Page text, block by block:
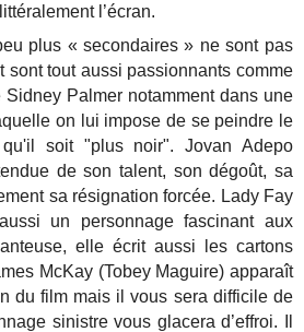
l’écran.
plus « secondaires » ne sont pas
sont tout aussi passionnants comme
Sidney Palmer notamment dans une
on lui impose de se peindre le
soit "plus noir". Jovan Adepo
de son talent, son dégoût, sa
sa résignation forcée. Lady Fay
un personnage fascinant aux
elle écrit aussi les cartons
McKay (Tobey Maguire) apparaît
du film mais il vous sera difficile de
sinistre vous glacera d’effroi. Il